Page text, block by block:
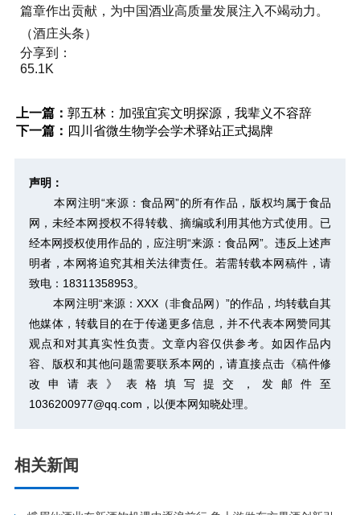
篇章作出贡献，为中国酒业高质量发展注入不竭动力。
（酒庄头条）
分享到：
65.1K
上一篇： 郭五林：加强宜宾文明探源，我辈义不容辞
下一篇： 四川省微生物学会学术驿站正式揭牌
声明：
本网注明“来源：食品网”的所有作品，版权均属于食品
网，未经本网授权不得转载、摘编或利用其他方式使用。已
经本网授权使用作品的，应注明“来源：食品网”。违反上述声
明者，本网将追究其相关法律责任。若需转载本网稿件，请
致电：18311358953。
本网注明“来源：XXX（非食品网）”的作品，均转载自其
他媒体，转载目的在于传递更多信息，并不代表本网赞同其
观点和对其真实性负责。文章内容仅供参考。如因作品内
容、版权和其他问题需要联系本网的，请直接点击 《稿件修
改申请表》 表格填写提交，发邮件至
1036200977@qq.com，以便本网知晓处理。
相关新闻